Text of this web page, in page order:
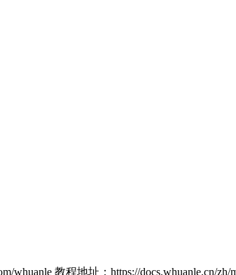
教程地址：https://docs.whuanle.cn/zh/